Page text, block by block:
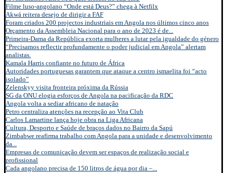
Filme luso-angolano “Onde está Deus?” chega à Netfilx
Akwá reitera desejo de dirigir a FAF
Foram criados 200 projectos industriais em Angola nos últimos cinco anos
Orçamento da Assembleia Nacional para o ano de 2023 é de...
Primeira-Dama da República exorta mulheres a lutar pela igualdade do género
“Precisamos reflectir profundamente o poder judicial em Angola” alertam
analistas.
Kamala Harris confiante no futuro de África
Autoridades portuguesas garantem que ataque a centro ismaelita foi “acto
isolado”
Zelenskyy visita fronteira próxima da Rússia
SG da ONU elogia esforços de Angola na pacificação da RDC
Angola volta a sediar africano de natação
Petro centraliza atenções na recepção ao Vita Club
Carlos Lamartine lança hoje obra na Liga Africana
Cultura, Desporto e Saúde de braços dados no Bairro da Sapú
Zimbabwe reafirma trabalho com Angola para a unidade e desenvolvimento
da...
Empresas de comunicação devem ser espaços de realização social e
profissional
Cada angolano precisa de 150 litros de água por dia –...